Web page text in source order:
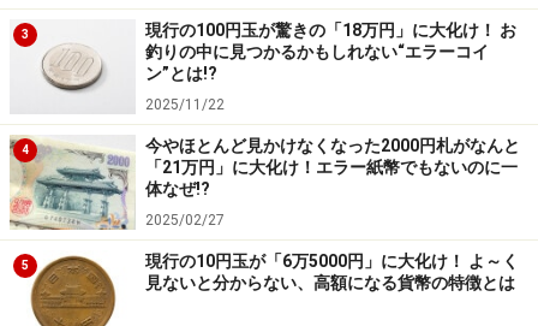
はっきりしている。日本に来てもおかしくない国際イベ
ントや大規模研修ツアーなどがシンガポールに奪われて
いるのだ。
3
現行の100円玉が驚きの「18万円」に大化け！ お
釣りの中に見つかるかもしれない“エラーコイ
ン”とは!?
2025/11/22
4
今やほとんど見かけなくなった2000円札がなんと
「21万円」に大化け！エラー紙幣でもないのに一
体なぜ!?
2025/02/27
5
現行の10円玉が「6万5000円」に大化け！ よ～く
見ないと分からない、高額になる貨幣の特徴とは